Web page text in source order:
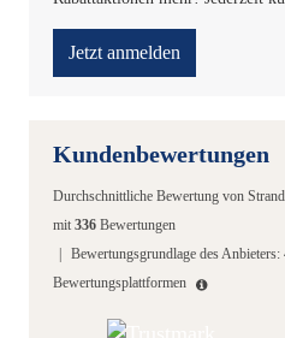
Jetzt anmelden
Kundenbewertungen
Durchschnittliche Bewertung von
mit 336 Bewertungen
Bewertungsgrundlage des
Bewertungsplattformen